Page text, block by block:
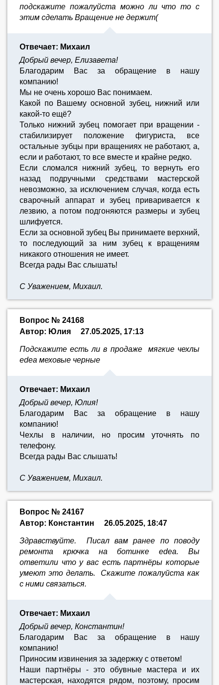
подскажите пожалуйста можно ли что то c
этим сделать Вращение не держит(
Отвечает: Михаил
Добрый вечер, Елизавета!
Благодарим Вас за обращение в нашу
компанию!
Мы не очень хорошо Вас понимаем.
Какой по Вашему основной зубец, нижний или
какой-то ещё?
Только нижний зубец помогает при вращении -
стабилизирует положение фигуриста, все
остальные зубцы при вращениях не работают, а,
если и работают, то все вместе и крайне редко.
Если сломался нижний зубец, то вернуть его
назад подручными средствами мастерской
невозможно, за исключением случая, когда есть
сварочный аппарат и зубец приваривается к
лезвию, а потом подгоняются размеры и зубец
шлифуется.
Если за основной зубец Вы принимаете верхний,
то последующий за ним зубец к вращениям
никакого отношения не имеет.
Всегда рады Вас слышать!
С Уважением, Михаил.
Вопрос № 24168
Автор: Юлия
27.05.2025, 17:13
Подскажите есть ли в продаже мягкие чехлы
edea меховые черные
Отвечает: Михаил
Добрый вечер, Юлия!
Благодарим Вас за обращение в нашу
компанию!
Чехлы в наличии, но просим уточнять по
телефону.
Всегда рады Вас слышать!
С Уважением, Михаил.
Вопрос № 24167
Автор: Константин
26.05.2025, 18:47
Здравствуйте. Писал вам ранее по поводу
ремонта крючка на ботинке edea. Вы
ответили что у вас есть партнёры которые
умеют это делать. Скажите пожалуйста как
с ними связаться.
Отвечает: Михаил
Добрый вечер, Константин!
Благодарим Вас за обращение в нашу
компанию!
Приносим извинения за задержку с ответом!
Наши партнёры - это обувные мастера и их
мастерская, находятся рядом, поэтому, просим